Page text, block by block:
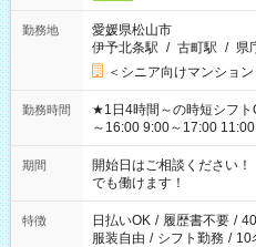
勤務地
愛媛県松山市
伊予北条駅 / 古町駅 / 県
＜シニア向けマンション
勤務時間
★1日4時間～の時短シフトOK ★スタート時間選べます
～16:00 9:00～17:00 11:00～
の場合、他のお仕事と合
せん ※法令に基づき、週
象となります ※労働者派遣
り、短時間・短期間の就
期間
開始日はご相談くださ
でも働けます！
特徴 日払いOK / 履歴書不要 /
服装自由 / シフト勤務 / 10